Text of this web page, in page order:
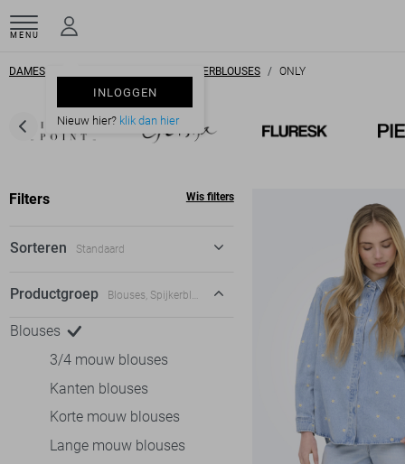
MENU
INLOGGEN
Nieuw hier? klik dan hier
DAMESKLEDING SPIJKERBLOUSES ONLY
Filters Wis filters
Sorteren Standaard
Standaard
Productgroep Blouses, Spijkerblouses
Blouses
3/4 mouw blouses
Kanten blouses
Korte mouw blouses
Lange mouw blouses